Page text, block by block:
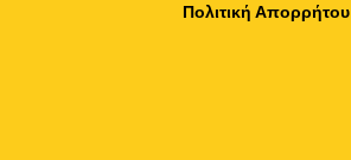
Πολιτική Απορρήτου